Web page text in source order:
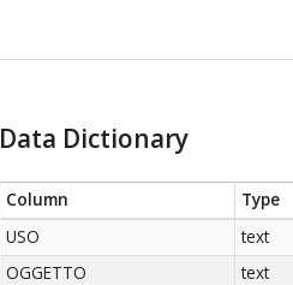
Data Dictionary
Column Type
USO
text
OGGETTO
text